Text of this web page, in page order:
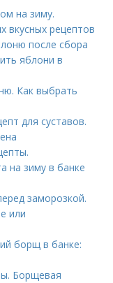
на зиму.
вкусных рецептов
после сбора
яблони в
Как выбрать
для суставов.
на зиму в банке
заморозкой.
или
борщ в банке:
Борщевая